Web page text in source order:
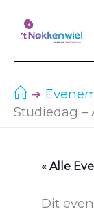
naar
Studiedag –
« Alle
Dit